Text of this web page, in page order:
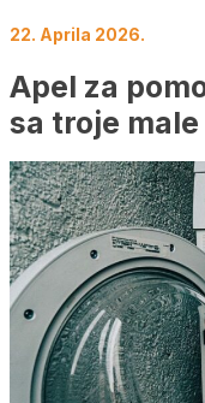
22. Aprila 2026.
Apel za
sa troje